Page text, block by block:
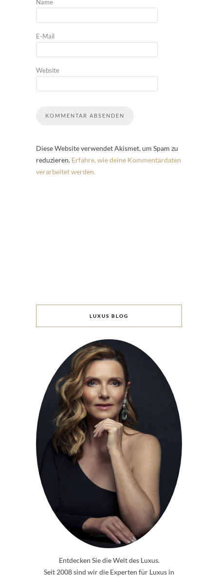
Name
E-Mail
Website
Diese Website verwendet Akismet, um Spam zu
reduzieren. Erfahre, wie deine Kommentardaten
verarbeitet werden.
LUXUS BLOG
Entdecken Sie die Welt des Luxus.
Seit 2008 sind wir die Experten für Luxus in